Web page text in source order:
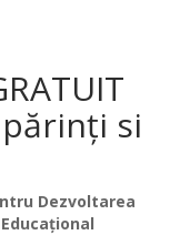
si
Dezvoltarea